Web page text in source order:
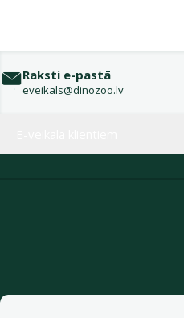
Raksti e-pastā
eveikals@dinozoo.lv